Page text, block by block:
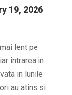
19, 2026
lent pe
intrarea in
in lunile
au atins si